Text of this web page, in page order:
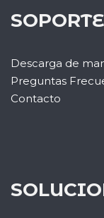
SOPORTE
Descarga de
Preguntas
Contacto